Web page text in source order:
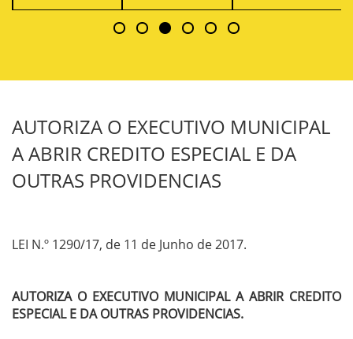
AUTORIZA O EXECUTIVO MUNICIPAL
A ABRIR CREDITO ESPECIAL E DA
OUTRAS PROVIDENCIAS
LEI N.º 1290/17, de 11 de Junho de 2017.
AUTORIZA O EXECUTIVO MUNICIPAL A ABRIR CREDITO
ESPECIAL E DA OUTRAS PROVIDENCIAS.